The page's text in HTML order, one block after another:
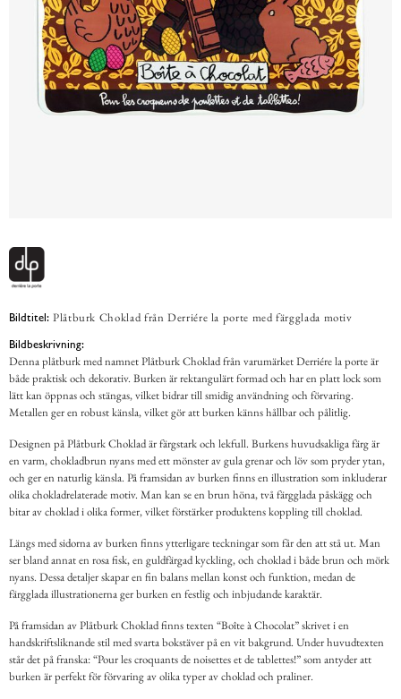
Bildtitel: Plåtburk Choklad från Derriére la porte med färgglada motiv
Bildbeskrivning:
Denna plåtburk med namnet Plåtburk Choklad från varumärket Derriére la porte är
både praktisk och dekorativ. Burken är rektangulärt formad och har en platt lock som
lätt kan öppnas och stängas, vilket bidrar till smidig användning och förvaring.
Metallen ger en robust känsla, vilket gör att burken känns hållbar och pålitlig.
Designen på Plåtburk Choklad är färgstark och lekfull. Burkens huvudsakliga färg är
en varm, chokladbrun nyans med ett mönster av gula grenar och löv som pryder ytan,
och ger en naturlig känsla. På framsidan av burken finns en illustration som inkluderar
olika chokladrelaterade motiv. Man kan se en brun höna, två färgglada påskägg och
bitar av choklad i olika former, vilket förstärker produktens koppling till choklad.
Längs med sidorna av burken finns ytterligare teckningar som får den att stå ut. Man
ser bland annat en rosa fisk, en guldfärgad kyckling, och choklad i både brun och mörk
nyans. Dessa detaljer skapar en fin balans mellan konst och funktion, medan de
färgglada illustrationerna ger burken en festlig och inbjudande karaktär.
På framsidan av Plåtburk Choklad finns texten “Boîte à Chocolat” skrivet i en
handskriftsliknande stil med svarta bokstäver på en vit bakgrund. Under huvudtexten
står det på franska: “Pour les croquants de noisettes et de tablettes!” som antyder att
burken är perfekt för förvaring av olika typer av choklad och praliner.